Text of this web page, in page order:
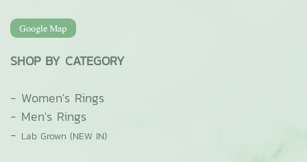
SHOP BY CATEGORY
- Women's Rings
- Men's Rings
- Lab Grown (NEW IN)